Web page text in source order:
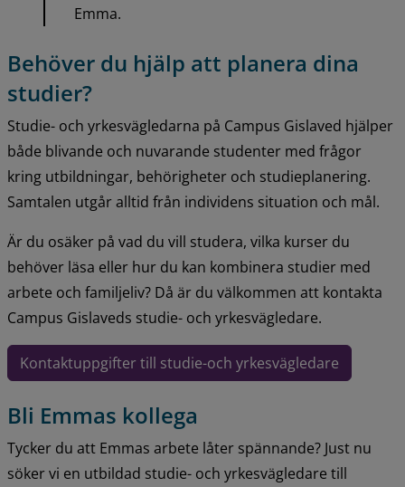
Emma.
Behöver du hjälp att planera dina
studier?
Studie- och yrkesvägledarna på Campus Gislaved hjälper
både blivande och nuvarande studenter med frågor
kring utbildningar, behörigheter och studieplanering.
Samtalen utgår alltid från individens situation och mål.
Är du osäker på vad du vill studera, vilka kurser du
behöver läsa eller hur du kan kombinera studier med
arbete och familjeliv? Då är du välkommen att kontakta
Campus Gislaveds studie- och yrkesvägledare.
Kontaktuppgifter till studie-och yrkesvägledare
Bli Emmas kollega
Tycker du att Emmas arbete låter spännande? Just nu
söker vi en utbildad studie- och yrkesvägledare till